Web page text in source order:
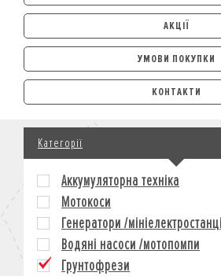
АКЦІЇ
УМОВИ ПОКУПКИ
АВТОМОБІЛІ
ЛІЗИНГ
КРЕДИТ
СТРАХУВАННЯ
КОРПОРАТИВНИМ КЛІЄНТАМ
МОТОЦИКЛИ
КРЕДИТ
СТРАХУВАННЯ
КОРПОРАТИВНИМ КЛІЄНТАМ
КОНТАКТИ
Категорії
Аккумуляторна техніка
Мотокоси
Генератори /
Водяні насоси /мотопомпи
Грунтофрези